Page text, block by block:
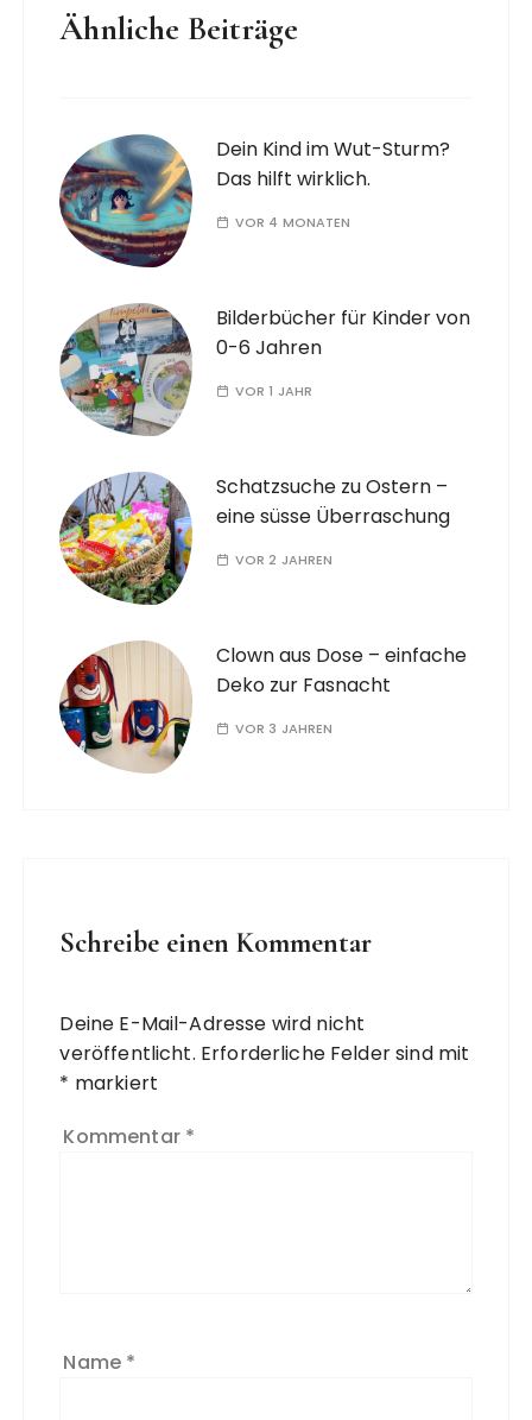
Ähnliche Beiträge
Dein Kind im Wut-Sturm?
Das hilft wirklich.
VOR 4 MONATEN
Bilderbücher für Kinder von
0-6 Jahren
VOR 1 JAHR
Schatzsuche zu Ostern –
eine süsse Überraschung
VOR 2 JAHREN
Clown aus Dose – einfache
Deko zur Fasnacht
VOR 3 JAHREN
Schreibe einen Kommentar
Deine E-Mail-Adresse wird nicht
veröffentlicht. Erforderliche Felder sind mit
* markiert
Kommentar *
Name *